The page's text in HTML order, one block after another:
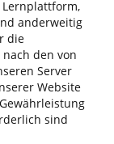
anderweitig
die
den von
Server
Website
sind